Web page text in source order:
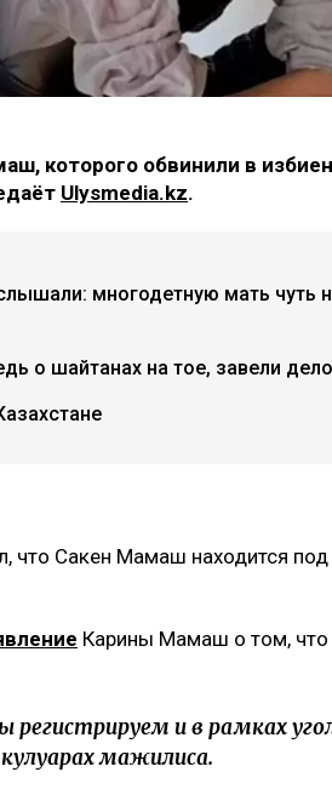
которого обвинили в
Ulysmedia.kz.
многодетную мать чуть
о шайтанах на тое, завели дело
Сакен Мамаш находится под
Карины Мамаш о том, что
и в рамках
кулуарах мажилиса.